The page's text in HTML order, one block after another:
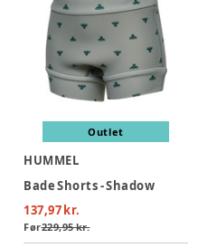
Outlet
HUMMEL
Bade Shorts - Shadow
137,97 kr.
Før229,95 kr.